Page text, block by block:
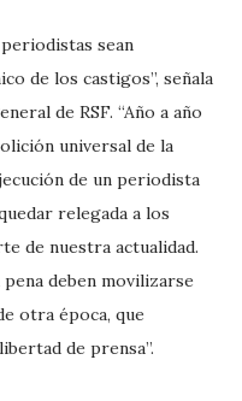
sean
de los castigos”, señala
de RSF. “Año a año
universal de la
de un periodista
relegada a los
de nuestra actualidad.
deben movilizarse
otra época, que
de prensa”.